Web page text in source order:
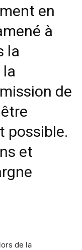
en
à
la
de
possible.
et
de la